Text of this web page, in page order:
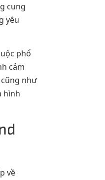
cung
yêu
phổ
cảm
như
hình
về